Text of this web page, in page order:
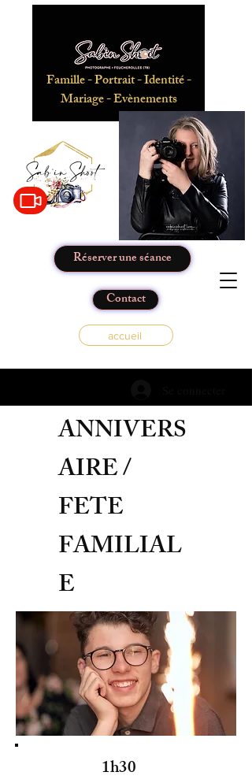
Famille - Portrait - Identité -
Mariage - Evènements
Réserver une séance
Contact
accueil
ANNIVERS
AIRE /
FETE
FAMILIAL
E
1h30